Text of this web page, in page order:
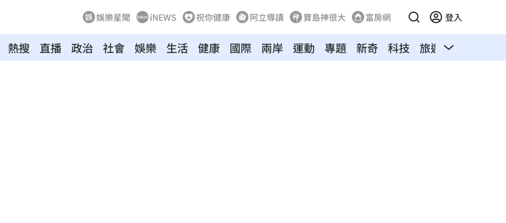
娛樂星聞 iNEWS 祝你健康 阿立導讀 寶島神很大 富房網 登入
熱搜 直播 政治 社會 娛樂 生活 健康 國際 兩岸 運動 專題 新奇 科技 旅遊 汽車